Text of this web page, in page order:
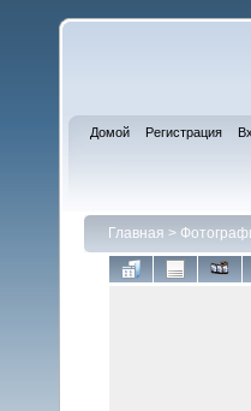
Домой Регистрация
Главная >